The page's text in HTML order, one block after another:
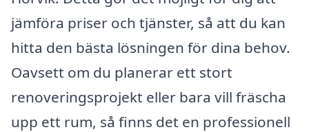
jämföra priser och tjänster, så att du kan
hitta den bästa lösningen för dina behov.
Oavsett om du planerar ett stort
renoveringsprojekt eller bara vill fräscha
upp ett rum, så finns det en professionell